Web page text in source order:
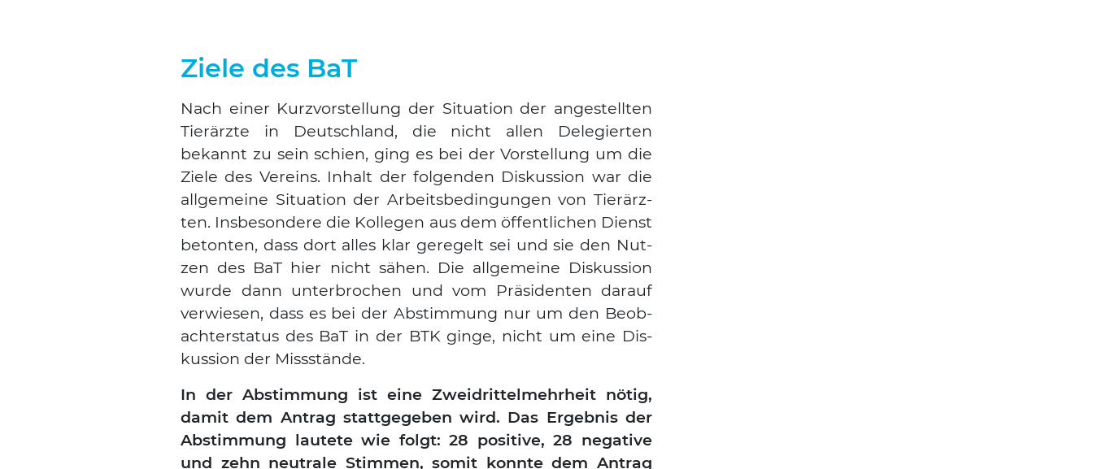
Ziele des BaT
Nach einer Kurz­vor­stel­lung der Situa­ti­on der ange­stell­ten
Tier­ärz­te in Deutsch­land, die nicht allen Dele­gier­ten
bekannt zu sein schien, ging es bei der Vor­stel­lung um die
Zie­le des Ver­eins. Inhalt der fol­gen­den Dis­kus­si­on war die
all­ge­mei­ne Situa­ti­on der Arbeits­be­din­gun­gen von Tier­ärz­
ten. Ins­be­son­de­re die Kol­le­gen aus dem öffent­li­chen Dienst
beton­ten, dass dort alles klar gere­gelt sei und sie den Nut­
zen des BaT hier nicht sähen. Die all­ge­mei­ne Dis­kus­si­on
wur­de dann unter­bro­chen und vom Prä­si­den­ten dar­auf
ver­wie­sen, dass es bei der Abstim­mung nur um den Beob­
ach­ter­sta­tus des BaT in der BTK gin­ge, nicht um eine Dis­
kus­si­on der Miss­stän­de.
In der Abstim­mung ist eine Zwei­drit­tel­mehr­heit nötig,
damit dem Antrag statt­ge­ge­ben wird. Das Ergeb­nis der
Abstim­mung lau­te­te wie folgt: 28 posi­ti­ve, 28 nega­ti­ve
und zehn neu­tra­le Stim­men, somit konn­te dem Antrag
Suchen nach: